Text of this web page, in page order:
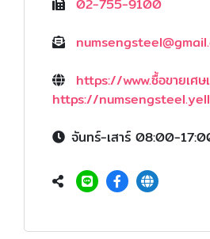
02-755-9100
https://www.ซื้อขายเศษ
https://
จันทร์-เสาร์ 08:00-